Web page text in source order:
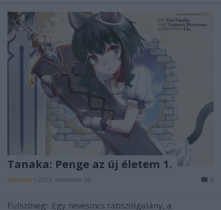
Tanaka: Penge az új életem 1.
BBerni86 • 2025. november 28. 0
Fülszöveg: Egy nevesincs rabszolgalány, a